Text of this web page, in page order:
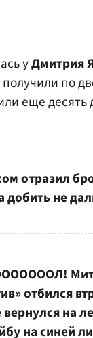
уДмитрия
по
еще
отразил
добить не
отбился
на
на синей